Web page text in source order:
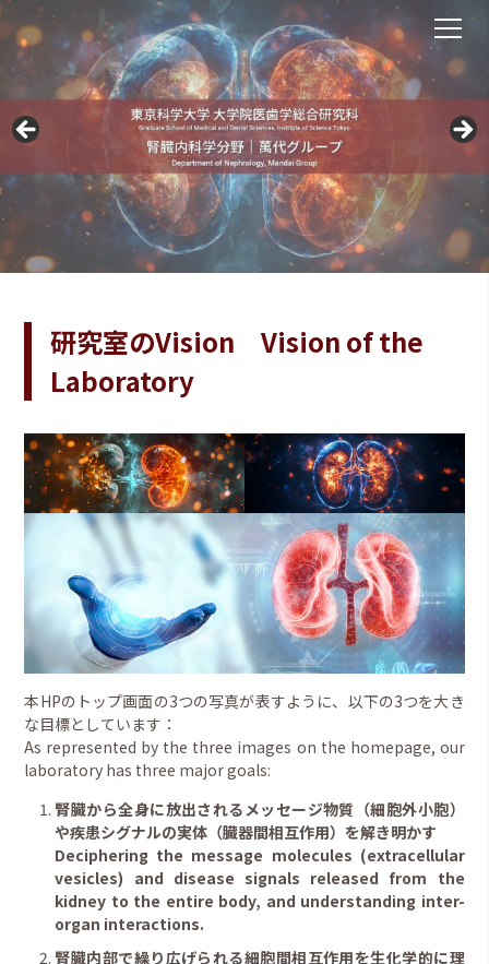
研究室のVision Vision of the
Laboratory
本HPのトップ画面の3つの写真が表すように、以下の3つを大き
な目標としています：
As represented by the three images on the homepage, our
laboratory has three major goals:
腎臓から全身に放出されるメッセージ物質（細胞外小胞）
や疾患シグナルの実体（臓器間相互作用）を解き明かす
Deciphering the message molecules (extracellular
vesicles) and disease signals released from the
kidney to the entire body, and understanding inter-
organ interactions.
腎臓内部で繰り広げられる細胞間相互作用を生化学的に理